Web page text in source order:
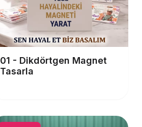
01 - Dikdörtgen Magnet
Tasarla